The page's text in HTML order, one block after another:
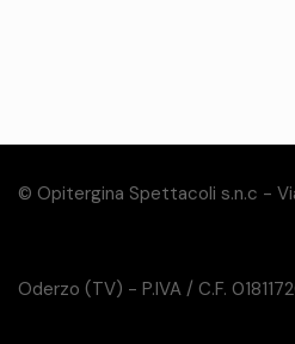
© Opitergina Spettacoli s.n.c -
Oderzo (TV) - P.IVA / C.F.